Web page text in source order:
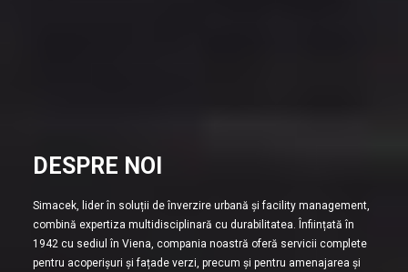
DESPRE NOI
Simacek, lider în soluții de înverzire urbană și facility management,
combină expertiza multidisciplinară cu durabilitatea. Înființată în
1942 cu sediul în Viena, compania noastră oferă servicii complete
pentru acoperișuri și fațade verzi, precum și pentru amenajarea și